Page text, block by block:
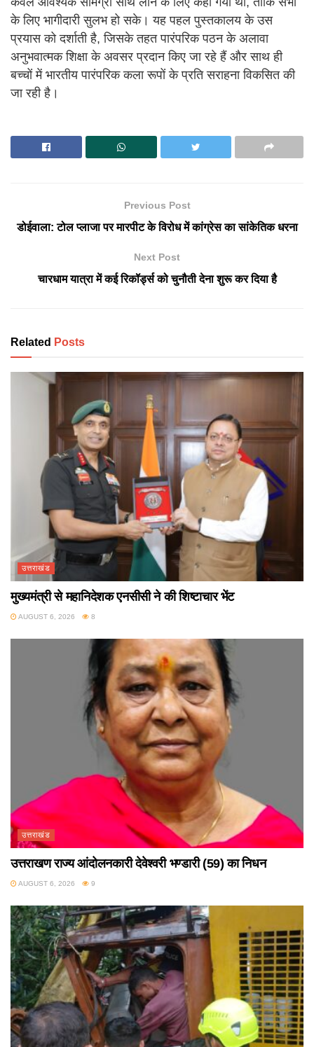
के लिए भागीदारी सुलभ हो सके। यह पहल पुस्तकालय के उस
प्रयास को दर्शाती है, जिसके तहत पारंपरिक पठन के अलावा
अनुभवात्मक शिक्षा के अवसर प्रदान किए जा रहे हैं और साथ ही
बच्चों में भारतीय पारंपरिक कला रूपों के प्रति सराहना विकसित की
जा रही है।
Previous Post
डोईवाला: टोल प्लाजा पर मारपीट के विरोध में कांग्रेस का सांकेतिक धरना
Next Post
चारधाम यात्रा में कई रिकॉर्ड्स को चुनौती देना शुरू कर दिया है
Related Posts
उत्तराखंड
मुख्यमंत्री से महानिदेशक एनसीसी ने की शिष्टाचार भेंट
AUGUST 6, 2026 8
उत्तराखंड
उत्तराखण राज्य आंदोलनकारी देवेश्वरी भण्डारी (59) का निधन
AUGUST 6, 2026 9